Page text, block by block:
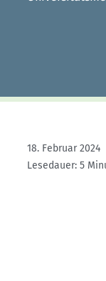
18. Februar 2024
Lesedauer: 5